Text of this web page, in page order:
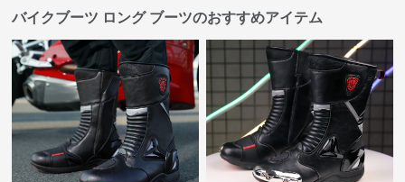
バイクブーツ ロング ブーツのおすすめアイテム